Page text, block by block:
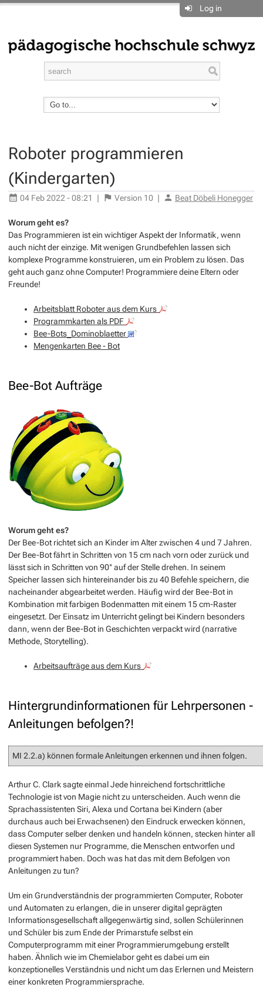
Log in
Roboter programmieren
(Kindergarten)
04 Feb 2022 - 08:21 | Version 10 | Beat Döbeli Honegger
Worum geht es?
Das Programmieren ist ein wichtiger Aspekt der Informatik, wenn
auch nicht der einzige. Mit wenigen Grundbefehlen lassen sich
komplexe Programme konstruieren, um ein Problem zu lösen. Das
geht auch ganz ohne Computer! Programmiere deine Eltern oder
Freunde!
Arbeitsblatt Roboter aus dem Kurs
Programmkarten als PDF
Bee-Bots_Dominoblaetter
Mengenkarten Bee - Bot
Bee-Bot Aufträge
Worum geht es?
Der Bee-Bot richtet sich an Kinder im Alter zwischen 4 und 7 Jahren.
Der Bee-Bot fährt in Schritten von 15 cm nach vorn oder zurück und
lässt sich in Schritten von 90° auf der Stelle drehen. In seinem
Speicher lassen sich hintereinander bis zu 40 Befehle speichern, die
nacheinander abgearbeitet werden. Häufig wird der Bee-Bot in
Kombination mit farbigen Bodenmatten mit einem 15 cm-Raster
eingesetzt. Der Einsatz im Unterricht gelingt bei Kindern besonders
dann, wenn der Bee-Bot in Geschichten verpackt wird (narrative
Methode, Storytelling).
Arbeitsaufträge aus dem Kurs
Hintergrundinformationen für Lehrpersonen -
Anleitungen befolgen?!
MI 2.2.a) können formale Anleitungen erkennen und ihnen folgen.
Arthur C. Clark sagte einmal Jede hinreichend fortschrittliche
Technologie ist von Magie nicht zu unterscheiden. Auch wenn die
Sprachassistenten Siri, Alexa und Cortana bei Kindern (aber
durchaus auch bei Erwachsenen) den Eindruck erwecken können,
dass Computer selber denken und handeln können, stecken hinter all
diesen Systemen nur Programme, die Menschen entworfen und
programmiert haben. Doch was hat das mit dem Befolgen von
Anleitungen zu tun?
Um ein Grundverständnis der programmierten Computer, Roboter
und Automaten zu erlangen, die in unserer digital geprägten
Informationsgesellschaft allgegenwärtig sind, sollen Schülerinnen
und Schüler bis zum Ende der Primarstufe selbst ein
Computerprogramm mit einer Programmierumgebung erstellt
haben. Ähnlich wie im Chemielabor geht es dabei um ein
konzeptionelles Verständnis und nicht um das Erlernen und Meistern
einer konkreten Programmiersprache.